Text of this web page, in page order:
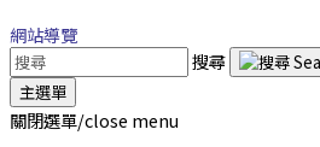
網站導覽
搜尋
主選單
關閉選單/close menu